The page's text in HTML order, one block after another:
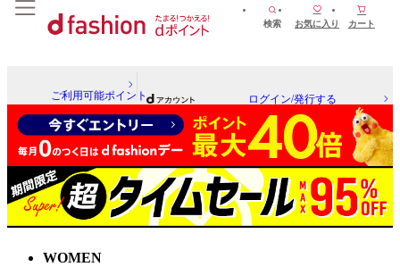
検索 お気に入り カート
ご利用可能ポイント ログイン/発行する
WOMEN